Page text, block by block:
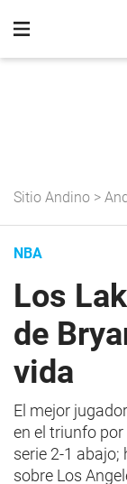
Sitio Andino >
NBA
Los
de
vida
El mejor
en el triunfo
serie 2-1 abajo;
sobre Los